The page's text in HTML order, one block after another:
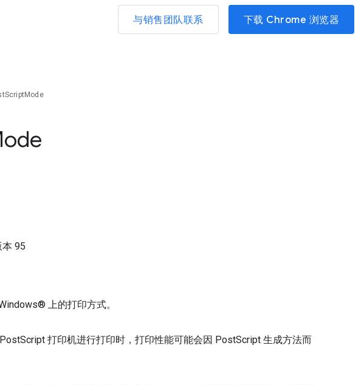
与销售团队联系 下载 Chrome 浏览器
本 95
上的打印方式。
打印机进行打印时，打印性能可能会因 PostScript 生成方法而